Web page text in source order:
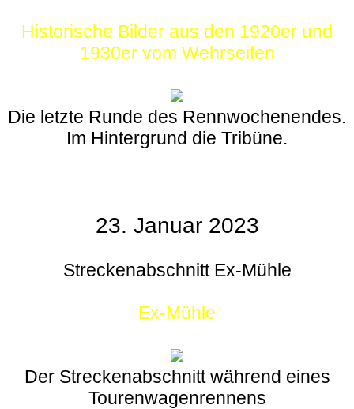
Historische Bilder aus den 1920er und
1930er vom Wehrseifen
Die letzte Runde des Rennwochenendes.
Im Hintergrund die Tribüne.
23. Januar 2023
Streckenabschnitt Ex-Mühle
Ex-Mühle
Der Streckenabschnitt während eines
Tourenwagenrennens